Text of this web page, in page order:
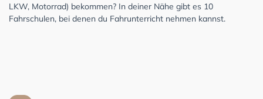
LKW, Motorrad) bekommen? In deiner Nähe gibt es 10
Fahrschulen, bei denen du Fahrunterricht nehmen kannst.